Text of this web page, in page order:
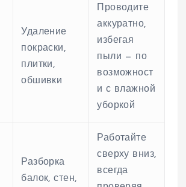
Удаление
покраски,
плитки,
обшивки
Проводите
аккуратно,
избегая
пыли — по
возможност
и с влажной
уборкой
Разборка
балок, стен,
Работайте
сверху вниз,
всегда